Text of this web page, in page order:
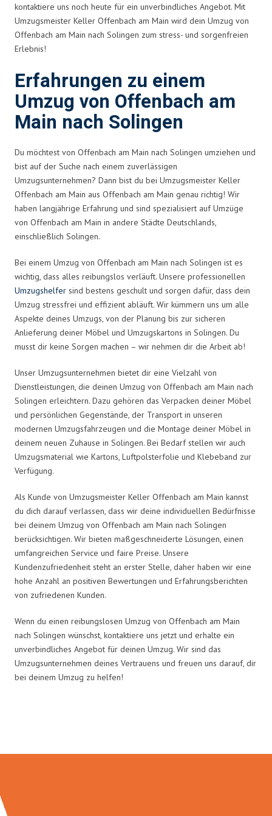
kontaktiere uns noch heute für ein unverbindliches Angebot. Mit
Umzugsmeister Keller Offenbach am Main wird dein Umzug von
Offenbach am Main nach Solingen zum stress- und sorgenfreien
Erlebnis!
Erfahrungen zu einem
Umzug von Offenbach am
Main nach Solingen
Du möchtest von Offenbach am Main nach Solingen umziehen und
bist auf der Suche nach einem zuverlässigen
Umzugsunternehmen? Dann bist du bei Umzugsmeister Keller
Offenbach am Main aus Offenbach am Main genau richtig! Wir
haben langjährige Erfahrung und sind spezialisiert auf Umzüge
von Offenbach am Main in andere Städte Deutschlands,
einschließlich Solingen.
Bei einem Umzug von Offenbach am Main nach Solingen ist es
wichtig, dass alles reibungslos verläuft. Unsere professionellen
Umzugshelfer sind bestens geschult und sorgen dafür, dass dein
Umzug stressfrei und effizient abläuft. Wir kümmern uns um alle
Aspekte deines Umzugs, von der Planung bis zur sicheren
Anlieferung deiner Möbel und Umzugskartons in Solingen. Du
musst dir keine Sorgen machen – wir nehmen dir die Arbeit ab!
Unser Umzugsunternehmen bietet dir eine Vielzahl von
Dienstleistungen, die deinen Umzug von Offenbach am Main nach
Solingen erleichtern. Dazu gehören das Verpacken deiner Möbel
und persönlichen Gegenstände, der Transport in unseren
modernen Umzugsfahrzeugen und die Montage deiner Möbel in
deinem neuen Zuhause in Solingen. Bei Bedarf stellen wir auch
Umzugsmaterial wie Kartons, Luftpolsterfolie und Klebeband zur
Verfügung.
Als Kunde von Umzugsmeister Keller Offenbach am Main kannst
du dich darauf verlassen, dass wir deine individuellen Bedürfnisse
bei deinem Umzug von Offenbach am Main nach Solingen
berücksichtigen. Wir bieten maßgeschneiderte Lösungen, einen
umfangreichen Service und faire Preise. Unsere
Kundenzufriedenheit steht an erster Stelle, daher haben wir eine
hohe Anzahl an positiven Bewertungen und Erfahrungsberichten
von zufriedenen Kunden.
Wenn du einen reibungslosen Umzug von Offenbach am Main
nach Solingen wünschst, kontaktiere uns jetzt und erhalte ein
unverbindliches Angebot für deinen Umzug. Wir sind das
Umzugsunternehmen deines Vertrauens und freuen uns darauf, dir
bei deinem Umzug zu helfen!